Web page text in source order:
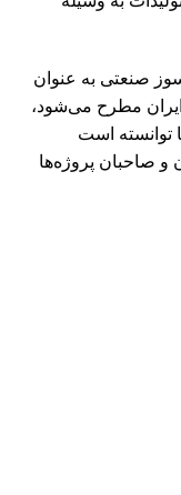
صنعتی به عنوان
ایران مطرح می‌شود،
توانسته است
و صاحبان پروژه‌ها